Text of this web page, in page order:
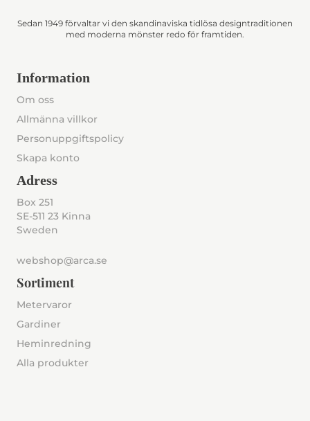
Sedan 1949 förvaltar vi den skandinaviska tidlösa designtraditionen
med moderna mönster redo för framtiden.
Information
Om oss
Allmänna villkor
Personuppgiftspolicy
Skapa konto
Adress
Box 251
SE-511 23 Kinna
Sweden
webshop@arca.se
Sortiment
Metervaror
Gardiner
Heminredning
Alla produkter